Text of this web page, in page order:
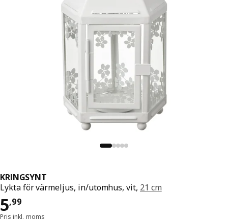
KRINGSYNT
Lykta för värmeljus, in/utomhus, vit, 21 cm
5,99
Pris 5,99
Pris inkl. moms